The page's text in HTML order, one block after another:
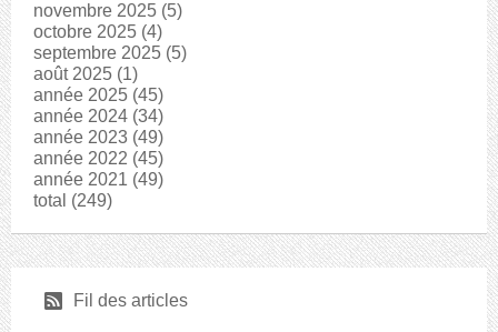
novembre 2025 (5)
octobre 2025 (4)
septembre 2025 (5)
août 2025 (1)
année 2025 (45)
année 2024 (34)
année 2023 (49)
année 2022 (45)
année 2021 (49)
total (249)
r Fil des articles